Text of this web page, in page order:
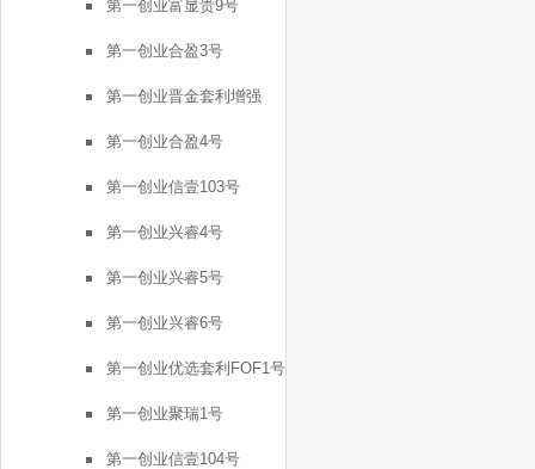
第一创业富显贵9号
第一创业合盈3号
第一创业晋金套利增强
FOF2号
第一创业合盈4号
第一创业信壹103号
第一创业兴睿4号
第一创业兴睿5号
第一创业兴睿6号
第一创业优选套利FOF1号
第一创业聚瑞1号
第一创业信壹104号